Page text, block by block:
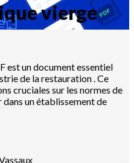
vierge
est un document essentiel
de la restauration . Ce
cruciales sur les normes de
un établissement de